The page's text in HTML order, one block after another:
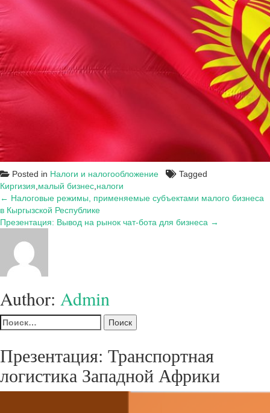
Posted in Налоги и налогообложение
Tagged
Киргизия малый бизнес налоги
Навигация
по
записям
← Налоговые режимы, применяемые субъектами малого бизнеса
в Кыргызской Республике
Презентация: Вывод на рынок чат-бота для бизнеса →
Author: Admin
Найти:
Презентация: Транспортная
логистика Западной Африки